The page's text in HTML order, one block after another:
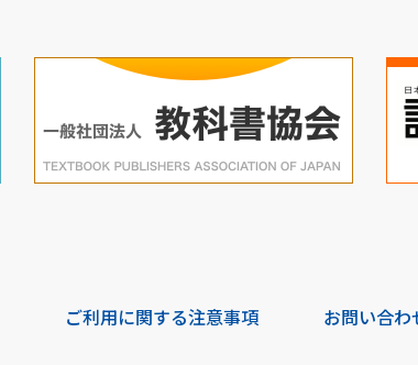
ご利用に関する注意事項 お問い合わ